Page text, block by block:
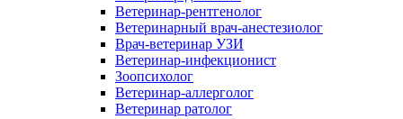
Ветеринар-рентгенолог
Ветеринарный врач-анестезиолог
Врач-ветеринар УЗИ
Ветеринар-инфекционист
Зоопсихолог
Ветеринар-аллерголог
Ветеринар ратолог